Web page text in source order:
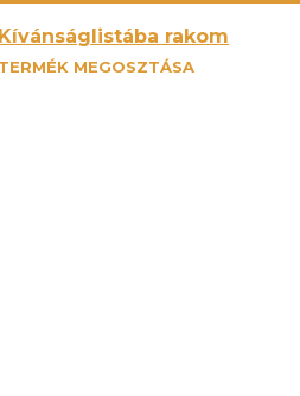
Kívánságlistába rakom
TERMÉK MEGOSZTÁSA